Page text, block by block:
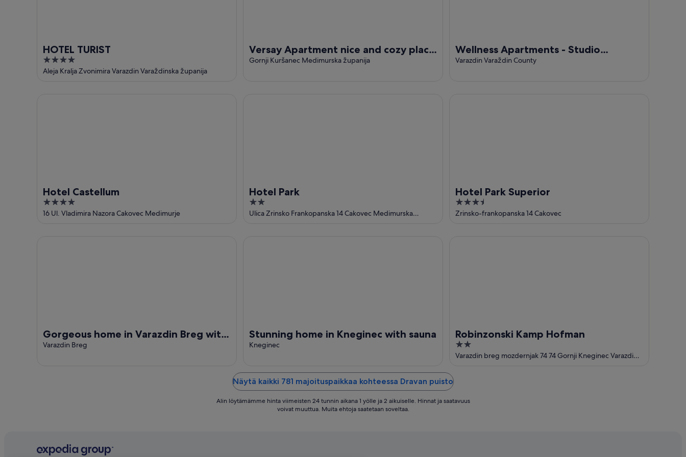
HOTEL TURIST
4
out
Aleja Kralja Zvonimira Varazdin Varaždinska županija
Versay Apartment nice and cozy place
to stay
Gornji Kuršanec Medimurska županija
Wellness Apartments - Studio
Apartment with Terrace
Varazdin Varaždin County
Hotel Castellum
4
out
16 Ul. Vladimira Nazora Cakovec Medimurje
Hotel Park
2
out
Ulica Zrinsko Frankopanska 14 Cakovec Medimurska
Hotel Park Superior
3.5
out
Zrinsko-frankopanska 14 Cakovec
Gorgeous home in Varazdin Breg with
sauna
Varazdin Breg
Stunning home in Kneginec with sauna
Kneginec
Robinzonski Kamp Hofman
2
out
Varazdin breg mozdernjak 74 74 Gornji Kneginec Varazdin
Näytä kaikki 781 majoituspaikkaa kohteessa Dravan puisto
Alin löytämämme hinta viimeisten 24 tunnin aikana 1 yölle ja 2 aikuiselle. Hinnat ja saatavuus
voivat muuttua. Muita ehtoja saatetaan soveltaa.